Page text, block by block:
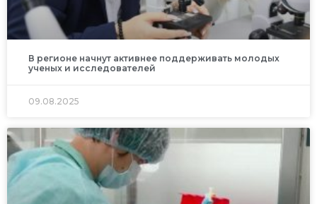
В регионе начнут активнее поддерживать молодых
ученых и исследователей
09.08.2025